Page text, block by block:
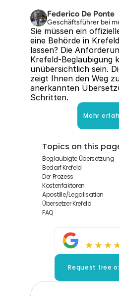
Federico De Ponte
Geschäftsführer bei
Sie müssen ein
eine Behörde in
lassen? Die
Krefeld-Beglaubigung
unübersichtlich sein.
zeigt Ihnen den Weg
anerkannten
Schritten.
Mehr
Topics on this
Beglaubigte Übersetzung
Bedarf Krefeld
Der Prozess
Kostenfaktoren
Apostille/Legalisation
Übersetzer Krefeld
FAQ
Request free